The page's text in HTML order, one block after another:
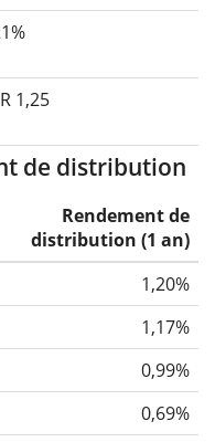
1,25
de distribution
Rendement de
distribution (1 an)
1,20%
1,17%
0,99%
0,69%